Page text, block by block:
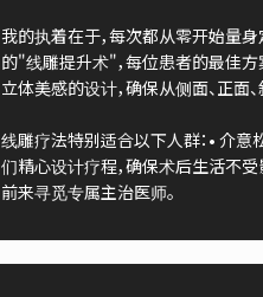
我的执着在于，每次都从零开始量
的"线雕提升术"，每位患者的最佳
立体美感的设计，确保从侧面、正面
线雕疗法特别适合以下人群：• 介
们精心设计疗程，确保术后生活不
前来寻觅专属主治医师。